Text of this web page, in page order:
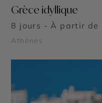
Grèce idyllique
8 jours - À partir de
Athènes